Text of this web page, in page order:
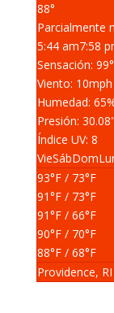
88°
Parcialmente
5:44 am7:58
Sensación: 99
Viento: 10mph
Humedad: 65
Presión: 30.08
Índice UV: 8
VieSábDom
93°F/ 73°F
91°F/ 73°F
91°F/ 66°F
90°F/ 70°F
88°F/ 68°F
Providence, RI